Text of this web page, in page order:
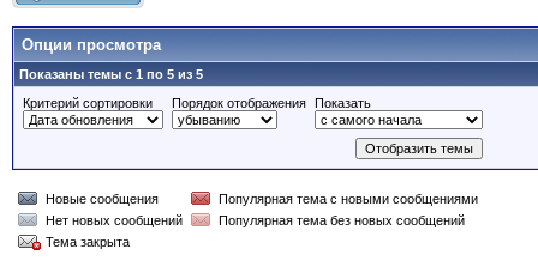
Опции просмотра
Показаны темы с 1 по 5 из 5
Критерий сортировки
Порядок отображения Показать
Новые сообщения
Популярная тема с новыми сообщениями
Нет новых сообщений
Популярная тема без новых сообщений
Тема закрыта